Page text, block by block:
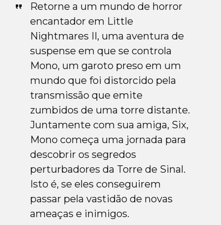
Retorne a um mundo de horror
encantador em Little
Nightmares II, uma aventura de
suspense em que se controla
Mono, um garoto preso em um
mundo que foi distorcido pela
transmissão que emite
zumbidos de uma torre distante.
Juntamente com sua amiga, Six,
Mono começa uma jornada para
descobrir os segredos
perturbadores da Torre de Sinal.
Isto é, se eles conseguirem
passar pela vastidão de novas
ameaças e inimigos.